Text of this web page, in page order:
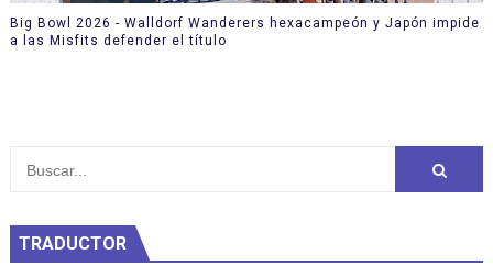
Big Bowl 2026 - Walldorf Wanderers hexacampeón y Japón impide
a las Misfits defender el título
TRADUCTOR